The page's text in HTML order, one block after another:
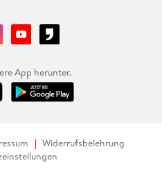
App herunter.
Widerrufsbelehrung